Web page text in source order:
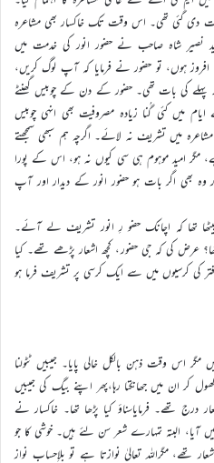
دعوت دی گئی تھی۔ اس وقت تک خاکسار بھی مشاعرہ
نصیر شاہ صاحب نے حضور انور کی خدمت میں
ہوں، تو حضور نے فرمایا کہ آپ لوگ کریں،
پہلے کی بات تھی۔ حضور کے دن کے چوبیس گھنٹے
میں کئی گُنا زیادہ مصروفیت بھی انہی چوبیس
میں تشریف نہ لائے۔ اگرچہ ہم سبھی سمجھتے
مگر امید موہوم ہی سی کیوں نہ ہو، اس کے پورا
وہ بھی اگر بات ہو حضور انور کے دیدار اور آپ
تھا کہ اچانک حضو رِ انور تشریف لے آئے۔
عرض کی کہ جی حضور، کچھ اشعار پڑھے تھے۔ کیا
کی کرسیوں میں سے ایک کرسی پر تشریف فرما ہو
مگر اس وقت ذہن بالکل خالی پایا۔ جیبیں ٹٹولنا
کر ان میں جھانکتا رہا،پھر اپنے بیگ کی جیبیں
درج تھے۔ فرمایاسناؤ کیا پڑھا تھا۔ خاکسار نے
آیا، البتہ تمہارے شعر سن لئے ہیں۔ خوشی کا جو
تھے، مگراللہ تعالیٰ نوازتا ہے تو بلاِحساب نواز